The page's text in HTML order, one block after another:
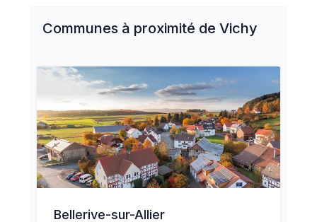
Communes à proximité de Vichy
Bellerive-sur-Allier